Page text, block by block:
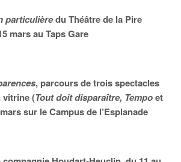
particulièredu Théâtre de la Pire
mars au Taps Gare
, parcours de trois spectacles
vitrine (Tout doit disparaître, Tempoet
sur le Campus de l’Esplanade